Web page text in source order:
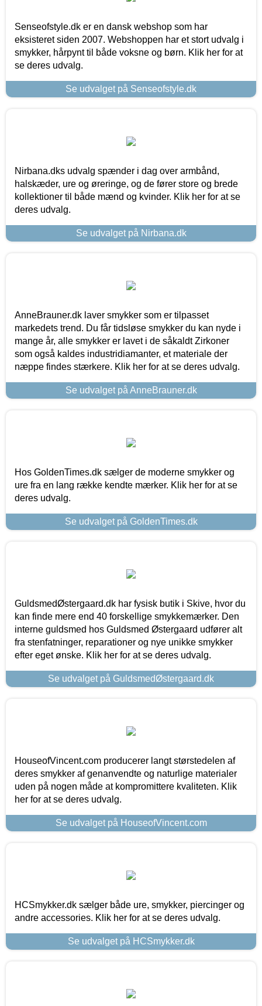
Senseofstyle.dk er en dansk webshop som har
eksisteret siden 2007. Webshoppen har et stort udvalg i
smykker, hårpynt til både voksne og børn. Klik her for at
se deres udvalg.
Se udvalget på Senseofstyle.dk
Nirbana.dks udvalg spænder i dag over armbånd,
halskæder, ure og øreringe, og de fører store og brede
kollektioner til både mænd og kvinder. Klik her for at se
deres udvalg.
Se udvalget på Nirbana.dk
AnneBrauner.dk laver smykker som er tilpasset
markedets trend. Du får tidsløse smykker du kan nyde i
mange år, alle smykker er lavet i de såkaldt Zirkoner
som også kaldes industridiamanter, et materiale der
næppe findes stærkere. Klik her for at se deres udvalg.
Se udvalget på AnneBrauner.dk
Hos GoldenTimes.dk sælger de moderne smykker og
ure fra en lang række kendte mærker. Klik her for at se
deres udvalg.
Se udvalget på GoldenTimes.dk
GuldsmedØstergaard.dk har fysisk butik i Skive, hvor du
kan finde mere end 40 forskellige smykkemærker. Den
interne guldsmed hos Guldsmed Østergaard udfører alt
fra stenfatninger, reparationer og nye unikke smykker
efter eget ønske. Klik her for at se deres udvalg.
Se udvalget på GuldsmedØstergaard.dk
HouseofVincent.com producerer langt størstedelen af
deres smykker af genanvendte og naturlige materialer
uden på nogen måde at kompromittere kvaliteten. Klik
her for at se deres udvalg.
Se udvalget på HouseofVincent.com
HCSmykker.dk sælger både ure, smykker, piercinger og
andre accessories. Klik her for at se deres udvalg.
Se udvalget på HCSmykker.dk